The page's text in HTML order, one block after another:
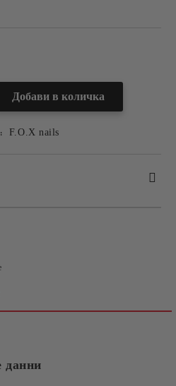
F.O.X nails
на работния ден.
данни